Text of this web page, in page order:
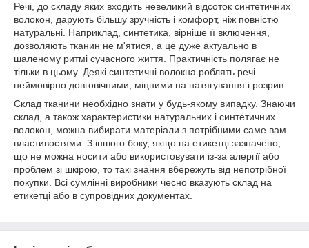
Речі, до складу яких входить невеликий відсоток синтетичних
волокон, дарують більшу зручність і комфорт, ніж повністю
натуральні. Наприклад, синтетика, вірніше її включення,
дозволяють тканин не м'ятися, а це дуже актуально в
шаленому ритмі сучасного життя. Практичність полягає не
тільки в цьому. Деякі синтетичні волокна роблять речі
неймовірно довговічними, міцними на натягування і розрив.
Склад тканини необхідно знати у будь-якому випадку. Знаючи
склад, а також характеристики натуральних і синтетичних
волокон, можна вибирати матеріали з потрібними саме вам
властивостями. З іншого боку, якщо на етикетці зазначено,
що не можна носити або використовувати із-за алергії або
проблем зі шкірою, то такі знання вбережуть від непотрібної
покупки. Всі сумлінні виробники чесно вказують склад на
етикетці або в супровідних документах.